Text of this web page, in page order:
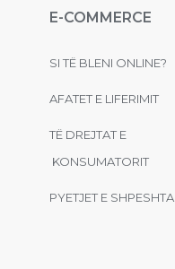
E-COMMERCE
SI TË BLENI ONLINE?
AFATET E LIFERIMIT
TË DREJTAT E
KONSUMATORIT
PYETJET E SHPESHTA